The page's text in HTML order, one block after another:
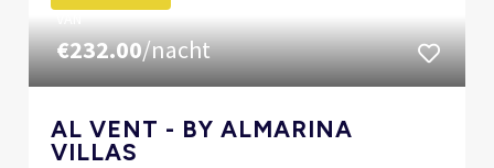
€232.00/nacht
AL VENT - BY ALMARINA
VILLAS